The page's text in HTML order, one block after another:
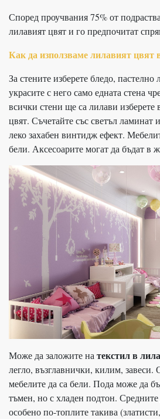
Според проучвания 75% от
лилавият цвят и го предпочитат
Как да използваме лилавият цвят
За стените изберете бледо,
украсите с него само едната стена
всички стени ще са лилави
цвят. Съчетайте със светъл
леко захабен винтидж ефект.
бели. Аксесоарите могат да бъдат в
Може да заложите на текстил в
легло, възглавнички, килим, завеси.
мебелите да са бели. Пода може да
тъмен, но с хладен подтон.
особено по-топлите такива